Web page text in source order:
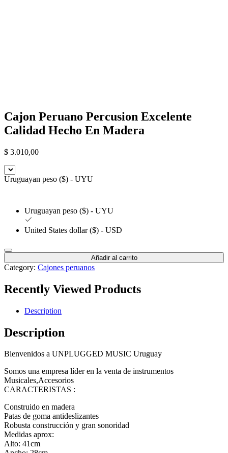
Cajon Peruano Percusion Excelente
Calidad Hecho En Madera
$ 3.010,00
Uruguayan peso ($) - UYU
Uruguayan peso ($) - UYU
United States dollar ($) - USD
Añadir al carrito
Category: Cajones peruanos
Recently Viewed Products
Description
Description
Bienvenidos a UNPLUGGED MUSIC Uruguay
Somos una empresa líder en la venta de instrumentos
Musicales,Accesorios
CARACTERISTAS :
Construido en madera
Patas de goma antideslizantes
Robusta construcción y gran sonoridad
Medidas aprox:
Alto: 41cm